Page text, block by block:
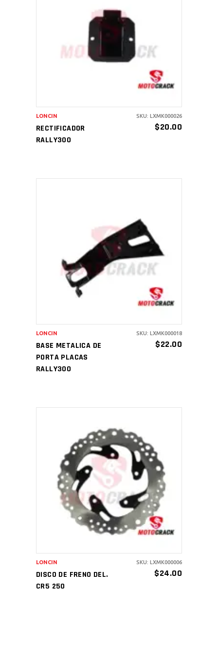
AÑADIR AL CARRITO
RECTIFICADOR
RALLY300
$20.00
LONCIN SKU: LXMK000026
AÑADIR AL CARRITO
BASE METALICA DE
PORTA PLACAS
RALLY300
$22.00
LONCIN SKU: LXMK000018
AÑADIR AL CARRITO
DISCO DE FRENO DEL.
CR5 250
$24.00
LONCIN SKU: LXMK000006